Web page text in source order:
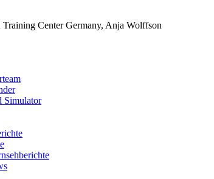
Center Germany, Anja Wolffson
Simulator